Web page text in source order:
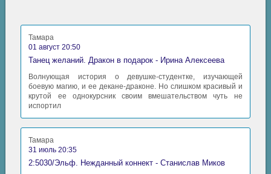
Тамара
01 август 20:50
Танец желаний. Дракон в подарок - Ирина Алексеева
Волнующая история о девушке-студентке, изучающей
боевую магию, и ее декане-драконе. Но слишком красивый и
крутой ее однокурсник своим вмешательством чуть не
испортил
Тамара
31 июль 20:35
2:5030/Эльф. Нежданный коннект - Станислав Миков